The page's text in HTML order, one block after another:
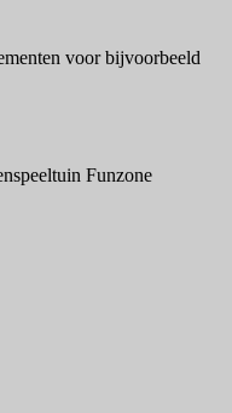
voor bijvoorbeeld
Funzone